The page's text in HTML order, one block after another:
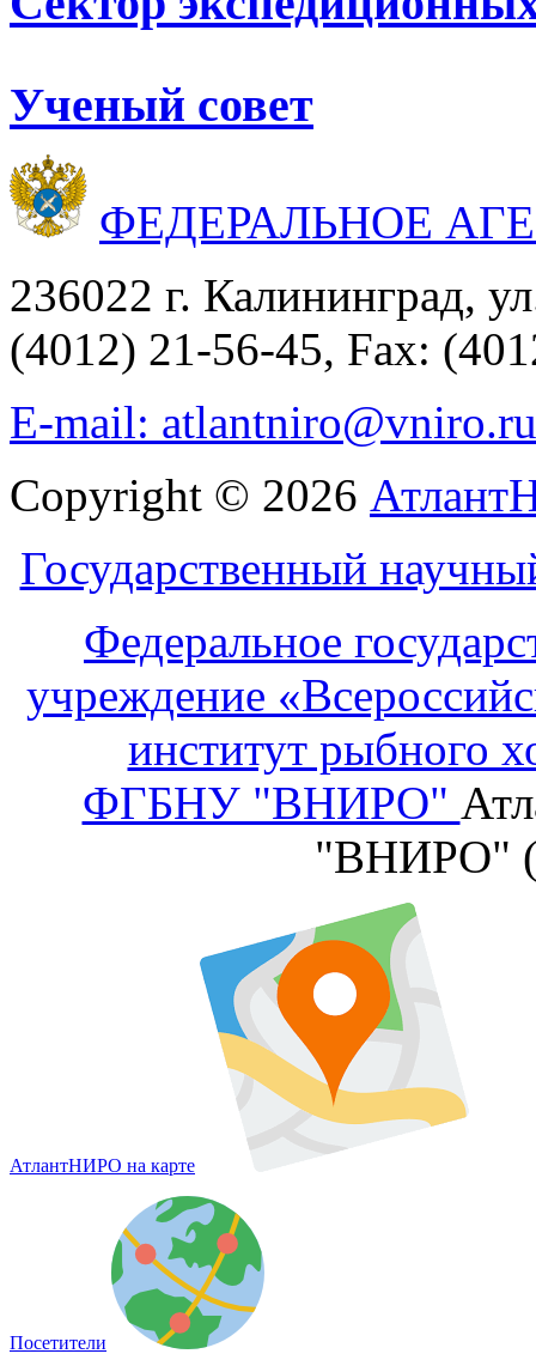
Ученый совет
ФЕДЕРАЛЬНОЕ
236022 г. Калининград,
(4012) 21-56-45, Fax:
E-mail: atlantniro@vniro.ru
Copyright © 2026
Государственный
Федеральное
учреждение
институт рыбного
ФГБНУ "ВНИРО"
"ВНИРО"
АтлантНИРО на карте
Посетители